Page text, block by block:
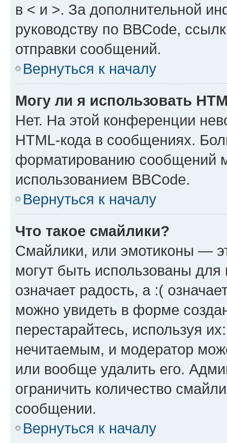
в < и >. За дополнительной
руководству по BBCode,
отправки сообщений.
Вернуться к началу
Могу ли я использовать
Нет. На этой конференции
HTML-кода в сообщениях.
форматированию сообщений
использованием BBCode.
Вернуться к началу
Что такое смайлики?
Смайлики, или эмотиконы —
могут быть использованы
означает радость, а :(
можно увидеть в форме
перестарайтесь, используя
нечитаемым, и модератор
или вообще удалить его.
ограничить количество
сообщении.
Вернуться к началу